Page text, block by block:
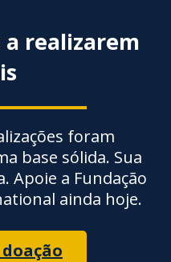
a realizarem
foram
base sólida. Sua
Apoie a Fundação
ainda hoje.